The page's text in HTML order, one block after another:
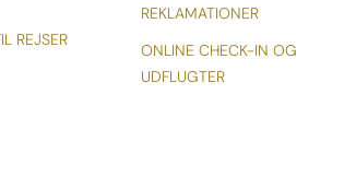
REJSER
REKLAMATIONER
ONLINE CHECK-IN OG
UDFLUGTER